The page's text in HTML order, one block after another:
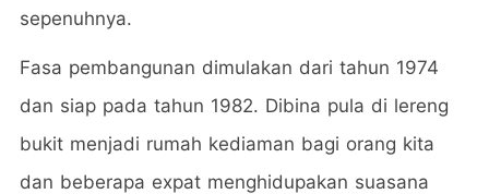
sepenuhnya.
Fasa pembangunan dimulakan dari tahun 1974
dan siap pada tahun 1982. Dibina pula di lereng
bukit menjadi rumah kediaman bagi orang kita
dan beberapa expat menghidupakan suasana